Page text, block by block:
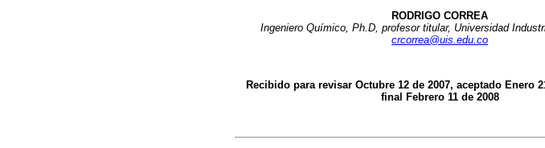
RODRIGO CORREA
Ingeniero Químico, Ph.D, profesor titular, Universidad
crcorrea@uis.edu.co
Recibido para revisar Octubre 12 de 2007, aceptado Enero
final Febrero 11 de 2008